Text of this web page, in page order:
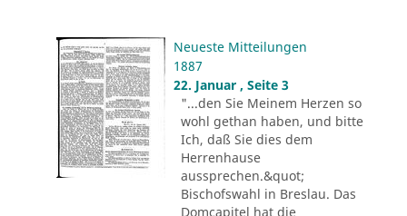
Neueste Mitteilungen
1887
22. Januar , Seite 3
"...den Sie Meinem Herzen so
wohl gethan haben, und bitte
Ich, daß Sie dies dem
Herrenhause
aussprechen.&quot;
Bischofswahl in Breslau. Das
Domcapitel hat die